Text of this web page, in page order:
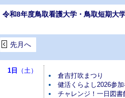
令和8年度鳥取看護大学・鳥取短期大
先月へ
1日 （土）
倉吉打吹まつり
健活くらよし2026参
チャレンジ！一日図書